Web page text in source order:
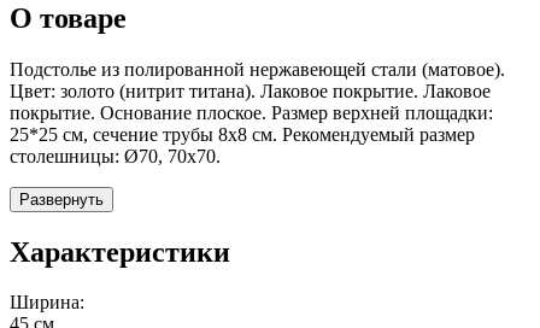
О товаре
Подстолье из полированной нержавеющей стали (матовое).
Цвет: золото (нитрит титана). Лаковое покрытие. Лаковое
покрытие. Основание плоское. Размер верхней площадки:
25*25 см, сечение трубы 8х8 см. Рекомендуемый размер
столешницы: Ø70, 70х70.
Развернуть
Характеристики
Ширина: